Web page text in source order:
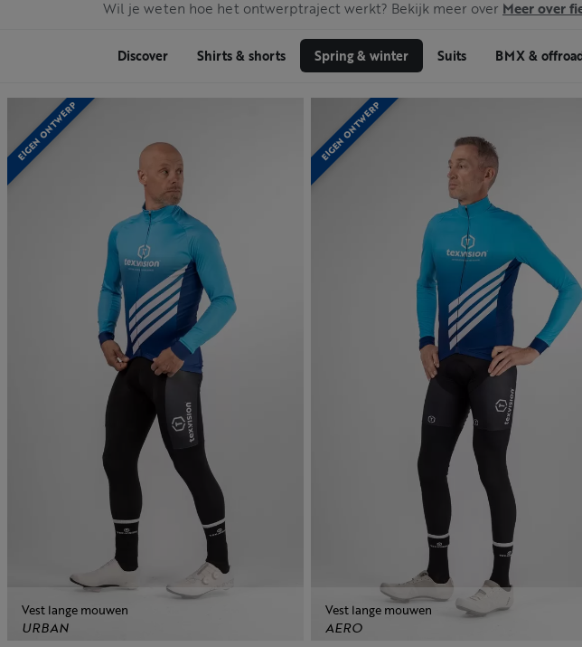
Wil je weten hoe het ontwerptraject werkt? Bekijk meer over Meer over
Discover Shirts & shorts Spring & winter Suits BMX &
EIGEN ONTWERP
Vest lange mouwen
URBAN
EIGEN ONTWERP
Vest lange mouwen
AERO